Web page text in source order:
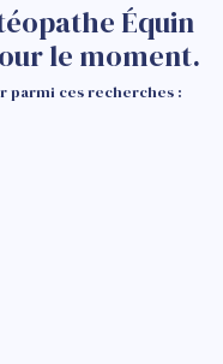
Équin
le moment.
parmi ces recherches :